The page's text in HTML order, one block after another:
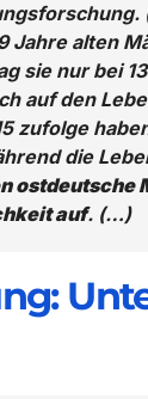
Jahre alten
sie nur bei
auf den
zufolge
die
ostdeutsche
auf. (…)